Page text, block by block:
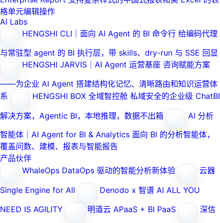
格单元编辑操作
AI Labs
HENGSHI CLI｜面向 AI Agent 的 BI 命令行 给编码代理
与常驻型 agent 的 BI 执行层，带 skills、dry-run 与 SSE 回显
HENGSHI JARVIS｜AI Agent 运营基座 咨询赋能方案
——为企业 AI Agent 搭建结构化记忆、清晰路由和知识运营体
系
HENGSHI BOX 全域智控舱 私域安全的企业级 ChatBI
解决方案，Agentic BI，本地推理，数据不出箱
AI 分析
智能体｜AI Agent for BI & Analytics 面向 BI 的分析智能体，
覆盖问数、建模、报表与智能报告
产品伙伴
WhaleOps DataOps 驱动的智能分析新体验
云器
Single Engine for All
Denodo x 智谱 AI ALL YOU
NEED IS AGILITY
明道云 APaaS + BI PaaS
深信